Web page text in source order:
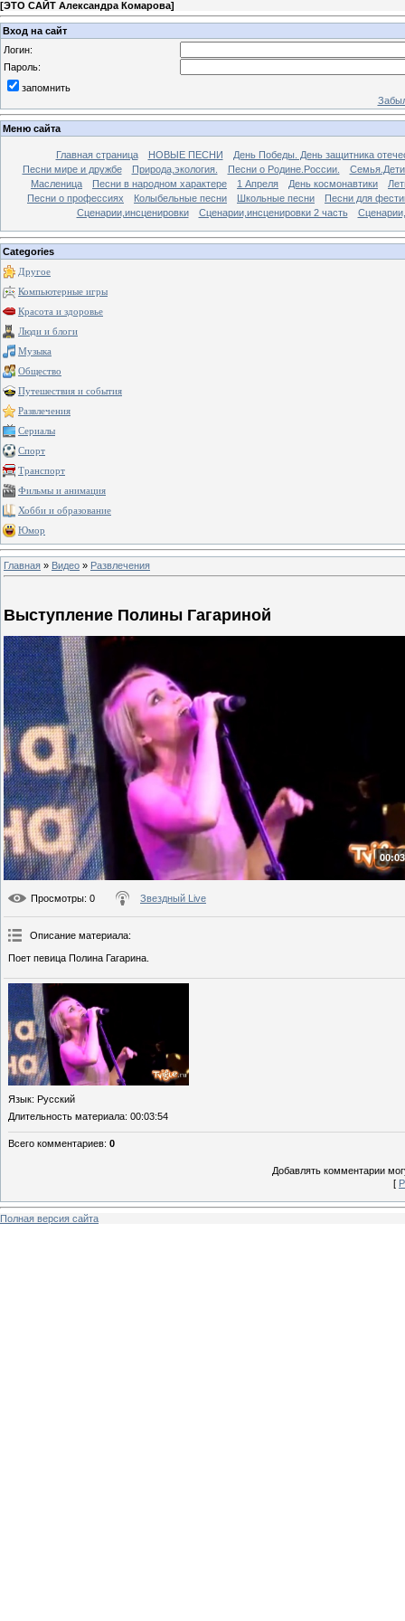
[ЭТО САЙТ Александра Комарова]
Вход на сайт
Логин:
Пароль:
запомнить
Меню сайта
Главная страница НОВЫЕ ПЕСНИ
День Победы. День защитника
Песни мире и дружбе
Природа,экология. Песни о Родине.России.
Масленица
Песни в народном характере 1 Апреля День космонавтики
Песни о профессиях
Колыбельные песни Школьные песни
Песни для
Сценарии,инсценировки
Сценарии,инсценировки 2 часть
Categories
Другое
Компьютерные игры
Красота и здоровье
Люди и блоги
Музыка
Общество
Путешествия и события
Развлечения
Сериалы
Спорт
Транспорт
Фильмы и анимация
Хобби и образование
Юмор
Главная » Видео » Развлечения
Выступление Полины Гагариной
Просмотры: 0 Звездный Live
Описание материала:
Поет певица Полина Гагарина.
Язык: Русский
Длительность материала: 00:03:54
Всего комментариев: 0
Добавлять комментарии
[
Полная версия сайта